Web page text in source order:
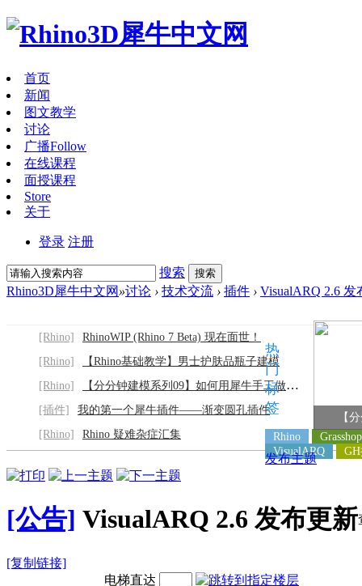
首页
新闻
图文教学
讨论
广播Follow
在线课程
面授课程
Store
关于
登录 注册
搜索 搜索
Rhino3D犀牛中文网 »讨论 › 技术交流 › 插件 › VisualARQ 2.6 发
[Rhino]
RhinoWIP (Rhino 7 Beta) 现在面世！
[Rhino]
【Rhino基础教学】男士护肤品瓶子建模
[Rhino]
【分分钟建模系列09】如何用犀牛手工做灰阶
[插件]
我的第一个犀牛插件——渐变圆孔插件
[Rhino]
Rhino 疑难杂症汇集
【
热
门
标
签
Rhino
VisualARQ
发布主题
[公告] VisualARQ 2.6 发布更新
[复制链接]
电梯直达